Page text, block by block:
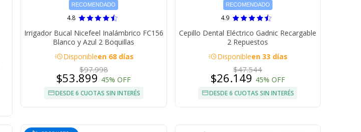
RECOMENDADO
4.8
Irrigador Bucal Nicefeel Inalámbrico FC156
Blanco y Azul 2 Boquillas
acuteDisponibleen 68 días
$97.998
$53.899 45% OFF
DESDE 6 CUOTAS SIN INTERÉS
RECOMENDADO
4.9
Cepillo Dental Eléctrico Gadnic Recargable
2 Repuestos
acuteDisponibleen 33 días
$47.544
$26.149 45% OFF
DESDE 6 CUOTAS SIN INTERÉS